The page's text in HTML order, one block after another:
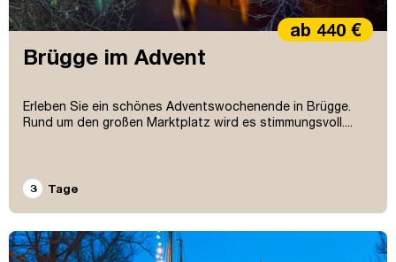
Brügge im Advent
Erleben Sie ein schönes Adventswochenende in Brügge.
Rund um den großen Marktplatz wird es stimmungsvoll....
ab 440 €
3 Tage